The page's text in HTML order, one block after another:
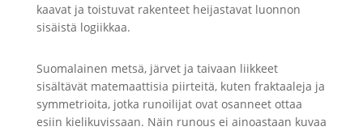
kaavat ja toistuvat rakenteet heijastavat luonnon
sisäistä logiikkaa.
Suomalainen metsä, järvet ja taivaan liikkeet
sisältävät matemaattisia piirteitä, kuten fraktaaleja ja
symmetrioita, jotka runoilijat ovat osanneet ottaa
esiin kielikuvissaan. Näin runous ei ainoastaan kuvaa